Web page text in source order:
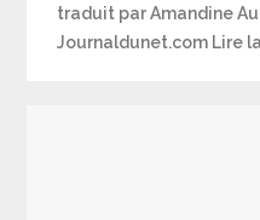
traduit par Amandine
Journaldunet.com Lire